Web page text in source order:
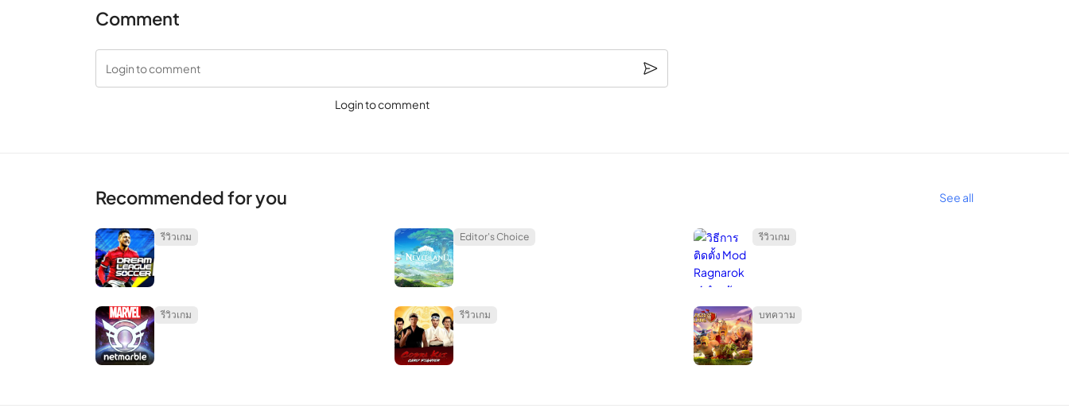
เข้าใช้บัญชี Netflix ของคุณผ่าน VPN ซึ่งช่วยให้คุณได้รับประโยชน์ในการเชื่อมต่อผ่านที่อยู่ IP ที่ยอมรับได้ช่วยคืนความสามารถในการใช้อุปกรณ์ของคุณสำหรับการสตรีมเช่นเดียวกับที่
บ้าน
ในหลักการเดียวกัน VPN ยังช่วยให้คุณเข้าถึงบริการอีเมลที่บางประเทศห้ามได้
VPN ปกป้องอุปกรณ์ Android ของคุณแม้ว่าคุณจะไม่ได้รับการอัปเดตด้านความปลอดภัยก็ตาม Google ไม่ได้ส่งการอัปเดตความปลอดภัยสำหรับระบบปฏิบัติการ Android ที่เก่ากว่าเวอร์ชัน
8.0 อีกต่อไป การศึกษากลุ่มเฝ้าระวังผู้บริโภคในสหราชอาณาจักรซึ่ง? พบว่ามีอุปกรณ์ Android จำนวนมากทั่วโลกซึ่งมีโทรศัพท์และแท็บเล็ต Android มากกว่าหนึ่งพันล้านเครื่องอยู่ในกลุ่มที่
ไม่มีการป้องกันภัยคุกคามด้านความปลอดภัยใหม่ ๆ
ผู้เชี่ยวชาญคนไหนได้สุ่มตัวอย่างโทรศัพท์และแท็บเล็ต Android ในห้องทดลองเพื่อทำการทดสอบ อุปกรณ์ที่พวกเขาทดสอบไม่จำเป็นต้องเก่า ไม่ใช่รุ่นใหม่ล่าสุด พวกเขายังคงมีขายใน
Amazon และเว็บไซต์อื่น ๆ พวกเขาทดสอบอุปกรณ์ Android ที่ผลิตโดย LG / Google, Samsung, Motorola และ Sony พวกเขาพบว่าอุปกรณ์ร้อยละ 42.1 ที่ใช้ระบบปฏิบัติการ Google 6.0
หรือเก่ากว่านั้นเสี่ยงต่อการถูกแฮ็กซึ่งส่งผลให้เกิดการขโมยข้อมูลส่วนบุคคลค่าบริการจำนวนมากที่เจ้าของอุปกรณ์ไม่ได้รับและการยึดอุปกรณ์ทั้งหมด
โทรศัพท์และอุปกรณ์ Android ที่เพิ่งเลิกให้บริการสำหรับการอัปเดตความปลอดภัยของ Google ไม่จำเป็นต้องถูกแฮ็กทันที แต่มีอะไรบ้าง เตือนว่าความเสี่ยงของการแฮ็กจะเพิ่มขึ้นเป็น
Comment
Login to comment
Login to comment
Recommended for you See all
รีวิวเกม Editor's Choice รีวิวเกม
รีวิวเกม รีวิวเกม บทความ